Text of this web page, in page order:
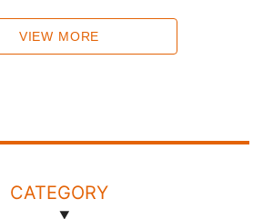
VIEW MORE
CATEGORY